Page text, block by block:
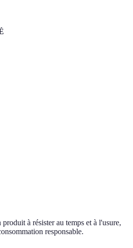
produit à résister au temps et à l'usure,
responsable.